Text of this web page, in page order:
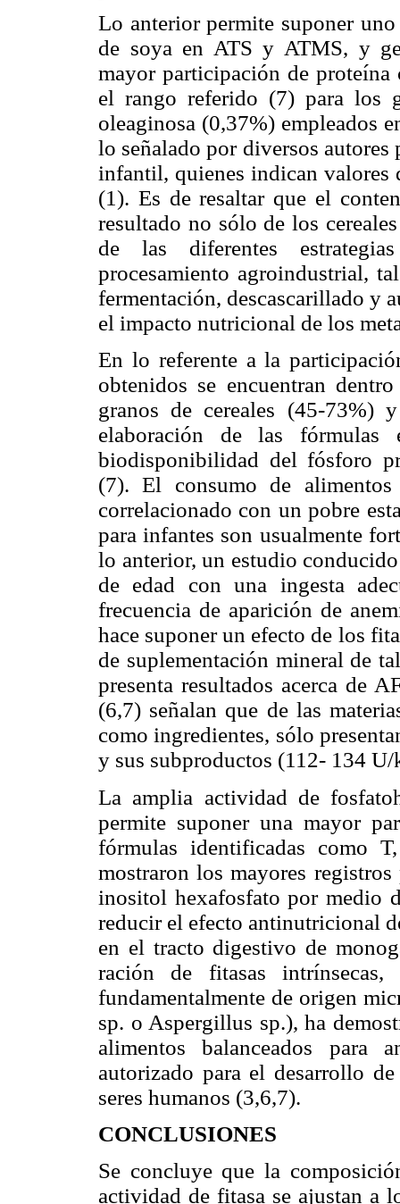
Lo anterior permite suponer
de soya en ATS y ATMS, y
mayor participación de
el rango referido (7) para los
oleaginosa (0,37%) empleados
lo señalado por diversos
infantil, quienes indican
(1). Es de resaltar que el
resultado no sólo de los
de las diferentes
procesamiento agroindustrial,
fermentación, descascarillado y
el impacto nutricional de los
En lo referente a la
obtenidos se encuentran
granos de cereales (45-73%)
elaboración de las fórmulas
biodisponibilidad del fósforo
(7). El consumo de
correlacionado con un pobre
para infantes son usualmente
lo anterior, un estudio
de edad con una ingesta
frecuencia de aparición de
hace suponer un efecto de los
de suplementación mineral de
presenta resultados acerca de
(6,7) señalan que de las
como ingredientes, sólo
y sus subproductos (112- 134 U/
La amplia actividad de
permite suponer una mayor
fórmulas identificadas como
mostraron los mayores
inositol hexafosfato por medio
reducir el efecto antinutricional
en el tracto digestivo de
ración de fitasas
fundamentalmente de origen
sp. o Aspergillus sp.), ha
alimentos balanceados para
autorizado para el desarrollo
seres humanos (3,6,7).
CONCLUSIONES
Se concluye que la
actividad de fitasa se ajustan a